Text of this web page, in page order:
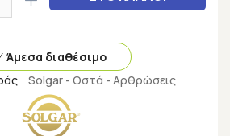
Άμεσα διαθέσιμο
Solgar - Οστά - Αρθρώσεις